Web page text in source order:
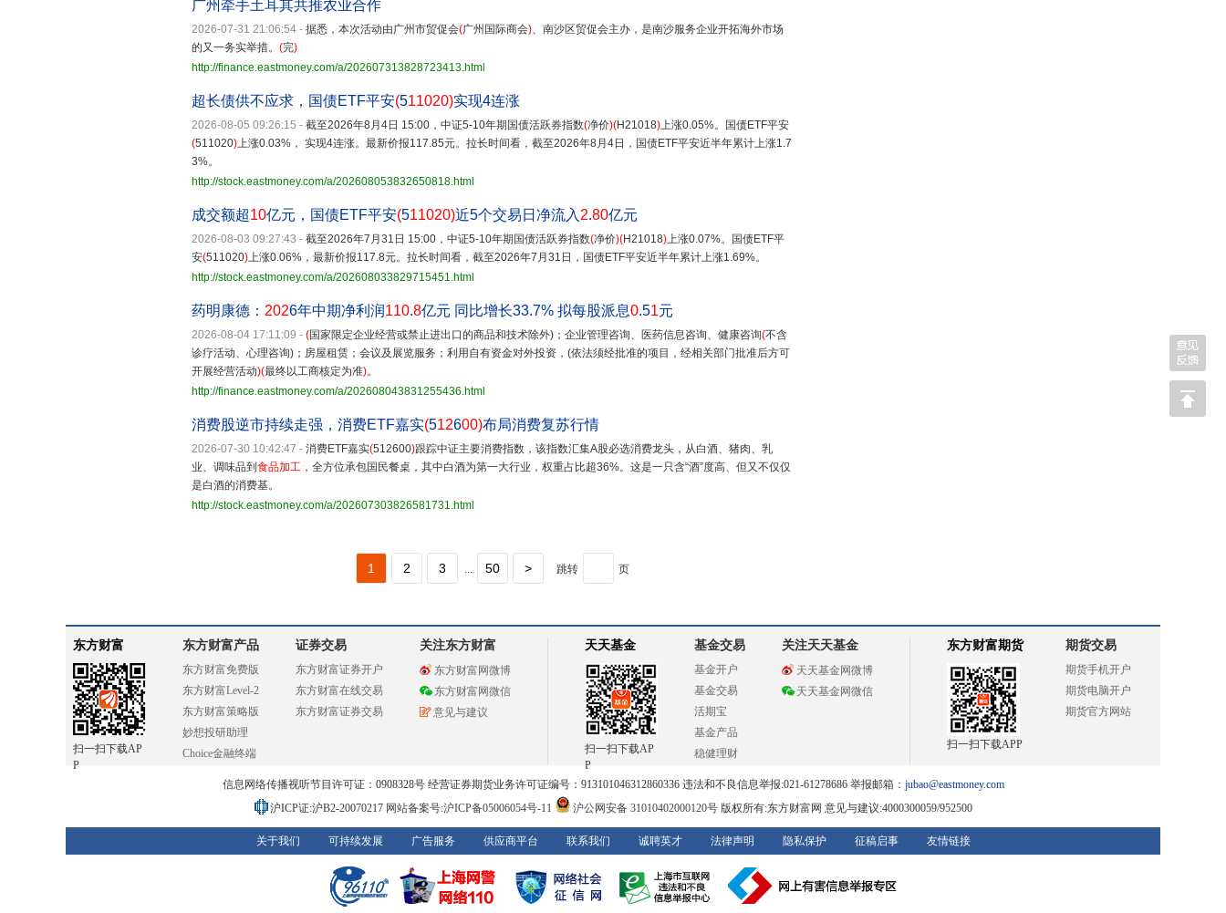
广州牵手土耳其共推农业合作
2026-07-31 21:06:54 - 据悉，本次活动由广州市贸促会(广州国际商会)、南沙区贸促会主办，是南沙服务企业开拓海外市场
的又一务实举措。 (完)
http://finance.eastmoney.com/a/202607313828723413.html
超长债供不应求，国债ETF平安(511020)实现4连涨
2026-08-05 09:26:15 - 截至2026年8月4日 15:00，中证5-10年期国债活跃券指数(净价)(H21018)上涨0.05%。国债ETF平安
(511020)上涨0.03%， 实现4连涨。最新价报117.85元。拉长时间看，截至2026年8月4日，国债ETF平安近半年累计上涨1.7
3%。
http://stock.eastmoney.com/a/202608053832650818.html
成交额超10亿元，国债ETF平安(511020)近5个交易日净流入 2.80亿元
2026-08-03 09:27:43 - 截至2026年7月31日 15:00，中证5-10年期国债活跃券指数(净价)(H21018)上涨0.07%。国债ETF平
安(511020)上涨0.06%，最新价报117.8元。拉长时间看，截至2026年7月31日，国债ETF平安近半年累计上涨1.69%。
http://stock.eastmoney.com/a/202608033829715451.html
药明康德： 2026年中期净利润110.8亿元 同比增长33.7% 拟每股派息0.51元
2026-08-04 17:11:09 - (国家限定企业经营或禁止进出口的商品和技术除外)；企业管理咨询、医药信息咨询、健康咨询(不含
诊疗活动、心理咨询)；房屋租赁；会议及展览服务；利用自有资金对外投资，(依法须经批准的项目，经相关部门批准后方可
开展经营活动)(最终以工商核定为准)。
http://finance.eastmoney.com/a/202608043831255436.html
消费股逆市持续走强，消费ETF嘉实(512600)布局消费复苏行情
2026-07-30 10:42:47 - 消费ETF嘉实(512600)跟踪中证主要消费指数，该指数汇集A股必选消费龙头，从白酒、猪肉、乳
业、调味品到 食品加工 ，全方位承包国民餐桌，其中白酒为第一大行业，权重占比超36%。这是一只含“酒”度高、但又不仅仅
是白酒的消费基。
http://stock.eastmoney.com/a/202607303826581731.html
1 2 3 ... 50 > 跳转 页
东方财富
扫一扫下载AP
P
东方财富产品
东方财富免费版
东方财富Level-2
东方财富策略版
妙想投研助理
Choice金融终端
证券交易
东方财富证券开户
东方财富在线交易
东方财富证券交易
关注东方财富
东方财富网微博
东方财富网微信
意见与建议
天天基金
扫一扫下载AP
P
基金交易
基金开户
基金交易
活期宝
基金产品
稳健理财
关注天天基金
天天基金网微博
天天基金网微信
东方财富期货
扫一扫下载APP
期货交易
期货手机开户
期货电脑开户
期货官方网站
信息网络传播视听节目许可证：0908328号 经营证券期货业务许可证编号：913101046312860336 违法和不良信息举报:021-61278686 举报邮箱： jubao@eastmoney.com
沪ICP证:沪B2-20070217 网站备案号:沪ICP备05006054号-11 沪公网安备 31010402000120号版权所有:东方财富网 意见与建议:4000300059/952500
关于我们 可持续发展 广告服务 供应商平台 联系我们 诚聘英才 法律声明 隐私保护 征稿启事 友情链接